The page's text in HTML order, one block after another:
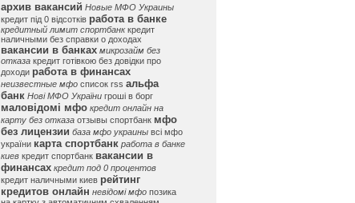
архив вакансий Новые МФО Украины
кредит під 0 відсотків работа в банке
кредитный лимит спортбанк кредит
наличными без справки о доходах
вакансии в банках микрозайм без
отказа кредит готівкою без довідки про
доходи работа в финансах
неизвестные мфо список rss альфа
банк Нові МФО України гроші в борг
маловідомі мфо кредит онлайн на
карту без отказа отзывы спортбанк мфо
без лицензии база мфо украины всі мфо
україни карта спортбанк работа в банке
киев кредит спортбанк вакансии в
финансах кредит под 0 процентов
кредит наличными киев рейтинг
кредитов онлайн невідомі мфо позика